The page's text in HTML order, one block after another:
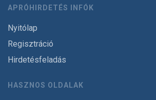
APRÓHIRDETÉS INFÓK
Nyitólap
Regisztráció
Hirdetésfeladás
HASZNOS OLDALAK